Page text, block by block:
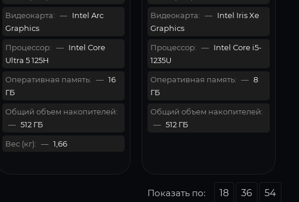
Видеокарта: — Intel Arc
Graphics
Процессор: — Intel Core
Ultra 5 125H
Оперативная память: — 16
ГБ
Общий объем накопителей:
— 512 ГБ
Вес (кг): — 1,66
Видеокарта: — Intel Iris Xe
Graphics
Процессор: — Intel Core i5-
1235U
Оперативная память: — 8
ГБ
Общий объем накопителей:
— 512 ГБ
Показать по: 18 36 54